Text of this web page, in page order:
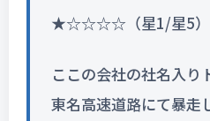
★☆☆☆☆（星1/星5）
ここの会社の社名入り
東名高速道路にて暴走